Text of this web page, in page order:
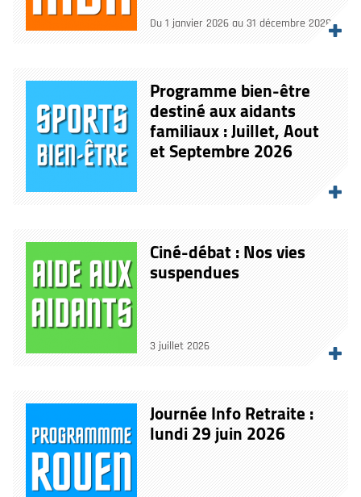
Du 1 janvier 2026 au 31 décembre 2028
Programme bien-être
destiné aux aidants
familiaux : Juillet, Aout
et Septembre 2026
Ciné-débat : Nos vies
suspendues
3 juillet 2026
Journée Info Retraite :
lundi 29 juin 2026